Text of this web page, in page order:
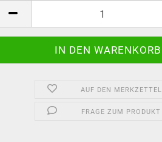
AUF DEN MERKZETTEL
FRAGE ZUM PRODUKT